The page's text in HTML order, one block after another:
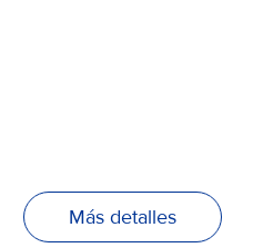
Más detalles